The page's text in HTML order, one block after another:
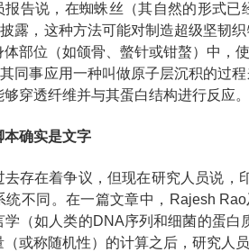
报告说，在蜘蛛丝（其自然的形式
露，这种方法可能对制造超级坚韧
体部位（如颌骨、螫针或钳螯）中，
同事应用一种叫做原子层沉积的过
穿透纤维并与其蛋白结构进行反应
本确实是文字
去存在着争议，但现在研究人员说，
统不同。在一篇文章中，Rajesh
学（如人类的DNA序列和细菌的蛋
（或称随机性）的计算之后，研究人